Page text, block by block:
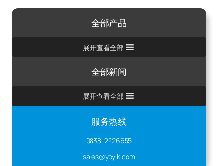
全部产品
展开查看全部
全部新闻
展开查看全部
服务热线
0838-2226655
sales@yoyik.com